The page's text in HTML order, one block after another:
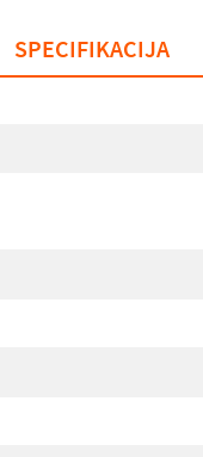
SPECIFIKACIJA